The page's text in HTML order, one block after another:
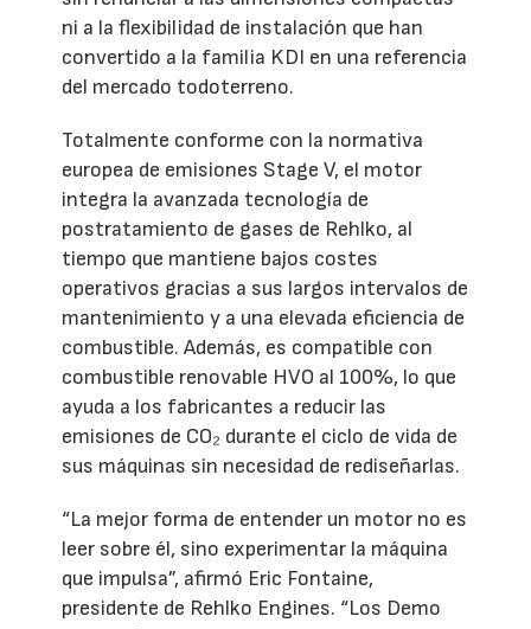
ni a la flexibilidad de instalación que han
convertido a la familia KDI en una referencia
del mercado todoterreno.
Totalmente conforme con la normativa
europea de emisiones Stage V, el motor
integra la avanzada tecnología de
postratamiento de gases de Rehlko, al
tiempo que mantiene bajos costes
operativos gracias a sus largos intervalos de
mantenimiento y a una elevada eficiencia de
combustible. Además, es compatible con
combustible renovable HVO al 100%, lo que
ayuda a los fabricantes a reducir las
emisiones de CO₂ durante el ciclo de vida de
sus máquinas sin necesidad de rediseñarlas.
“La mejor forma de entender un motor no es
leer sobre él, sino experimentar la máquina
que impulsa”, afirmó Eric Fontaine,
presidente de Rehlko Engines. “Los Demo